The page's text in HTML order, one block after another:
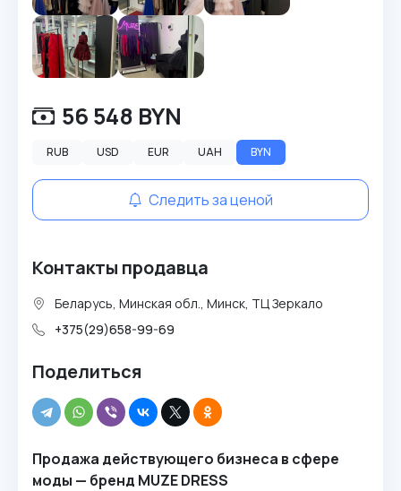
56 548 BYN
RUB USD EUR UAH BYN
Следить за ценой
Контакты продавца
Беларусь, Минская обл., Минск, ТЦ Зеркало
+375(29)658-99-69
Поделиться
Продажа действующего бизнеса в сфере
моды — бренд MUZE DRESS